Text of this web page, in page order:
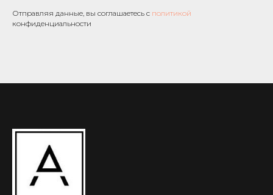
Отправляя данные, вы соглашаетесь с политикой
конфиденциальности